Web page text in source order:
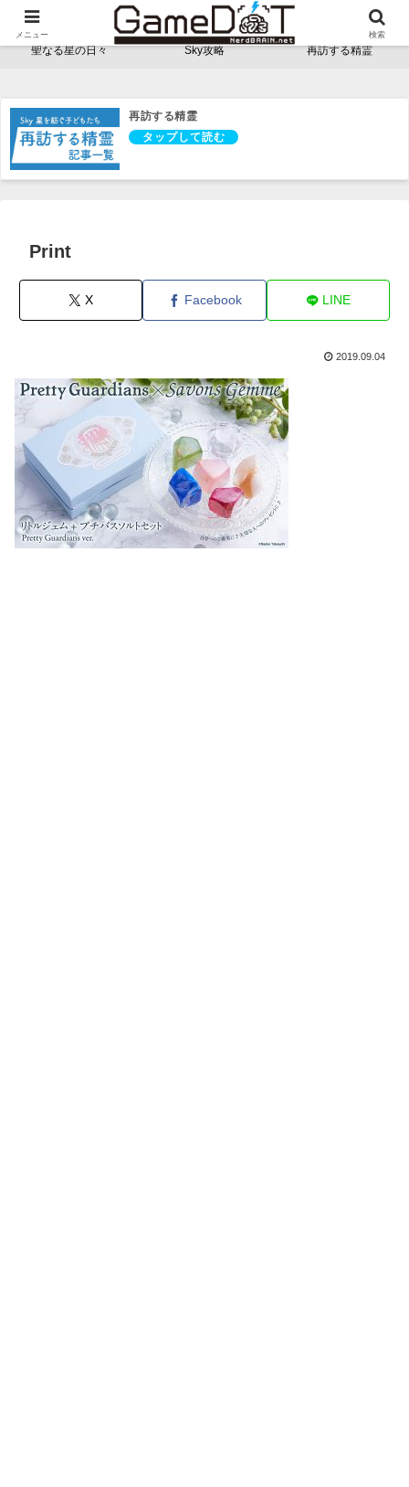
NerdBRAINゲーム支部 - ゲームドット -
聖なる星の日々 Sky攻略 再訪する精霊
再訪する精霊
Print
X Facebook LINE
2019.09.04
メニュー 検索